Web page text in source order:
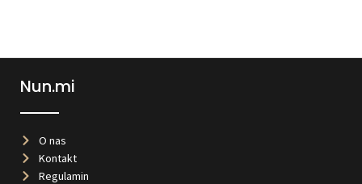
Nun.mi
O nas
Kontakt
Regulamin